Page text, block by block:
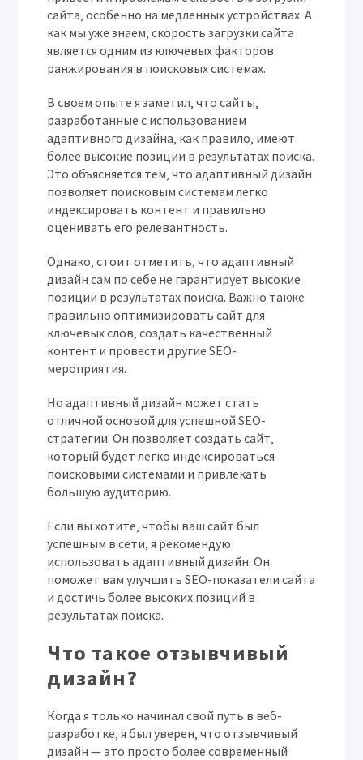
сайта‚ особенно на медленных устройствах. А
как мы уже знаем‚ скорость загрузки сайта
является одним из ключевых факторов
ранжирования в поисковых системах.
В своем опыте я заметил‚ что сайты‚
разработанные с использованием
адаптивного дизайна‚ как правило‚ имеют
более высокие позиции в результатах поиска.
Это объясняется тем‚ что адаптивный дизайн
позволяет поисковым системам легко
индексировать контент и правильно
оценивать его релевантность.
Однако‚ стоит отметить‚ что адаптивный
дизайн сам по себе не гарантирует высокие
позиции в результатах поиска. Важно также
правильно оптимизировать сайт для
ключевых слов‚ создать качественный
контент и провести другие SEO-
мероприятия.
Но адаптивный дизайн может стать
отличной основой для успешной SEO-
стратегии. Он позволяет создать сайт‚
который будет легко индексироваться
поисковыми системами и привлекать
большую аудиторию.
Если вы хотите‚ чтобы ваш сайт был
успешным в сети‚ я рекомендую
использовать адаптивный дизайн. Он
поможет вам улучшить SEO-показатели сайта
и достичь более высоких позиций в
результатах поиска.
Что такое отзывчивый
дизайн?
Когда я только начинал свой путь в веб-
разработке‚ я был уверен‚ что отзывчивый
дизайн — это просто более современный